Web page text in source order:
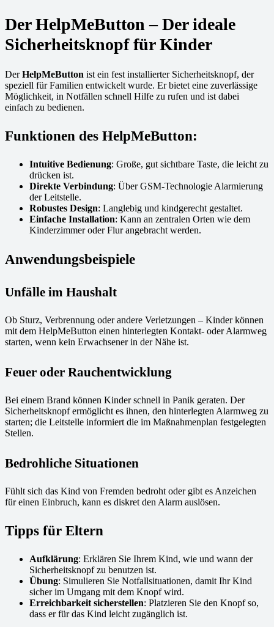
Der HelpMeButton – Der ideale
Sicherheitsknopf für Kinder
DerHelpMeButton ist ein fest installierter Sicherheitsknopf, der
speziell für Familien entwickelt wurde. Er bietet eine zuverlässige
Möglichkeit, in Notfällen schnell Hilfe zu rufen und ist dabei
einfach zu bedienen.
Funktionen des HelpMeButton:
Intuitive Bedienung: Große, gut sichtbare Taste, die leicht zu
drücken ist.
Direkte Verbindung: Über GSM-Technologie Alarmierung
der Leitstelle.
Robustes Design: Langlebig und kindgerecht gestaltet.
Einfache Installation: Kann an zentralen Orten wie dem
Kinderzimmer oder Flur angebracht werden.
Anwendungsbeispiele
Unfälle im Haushalt
Ob Sturz, Verbrennung oder andere Verletzungen – Kinder können
mit dem HelpMeButton einen hinterlegten Kontakt- oder Alarmweg
starten, wenn kein Erwachsener in der Nähe ist.
Feuer oder Rauchentwicklung
Bei einem Brand können Kinder schnell in Panik geraten. Der
Sicherheitsknopf ermöglicht es ihnen, den hinterlegten Alarmweg zu
starten; die Leitstelle informiert die im Maßnahmenplan festgelegten
Stellen.
Bedrohliche Situationen
Fühlt sich das Kind von Fremden bedroht oder gibt es Anzeichen
für einen Einbruch, kann es diskret den Alarm auslösen.
Tipps für Eltern
Aufklärung: Erklären Sie Ihrem Kind, wie und wann der
Sicherheitsknopf zu benutzen ist.
Übung: Simulieren Sie Notfallsituationen, damit Ihr Kind
sicher im Umgang mit dem Knopf wird.
Erreichbarkeit sicherstellen: Platzieren Sie den Knopf so,
dass er für das Kind leicht zugänglich ist.